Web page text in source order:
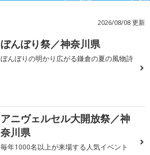
2026/08/08 更新
ぼんぼり祭／神奈川県
ぼんぼりの明かり広がる鎌倉の夏の風物詩
アニヴェルセル大開放祭／神
奈川県
毎年1000名以上が来場する人気イベント